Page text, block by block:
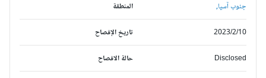
المنطقة جنوب آسيا,
تاريخ الإفصاح 2023/2/10
حالة الافصاح Disclosed